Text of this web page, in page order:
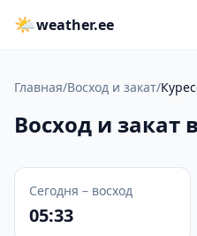
🌤weather.ee
Главная/Восход и закат/
Восход и закат
Сегодня – восход
05:33